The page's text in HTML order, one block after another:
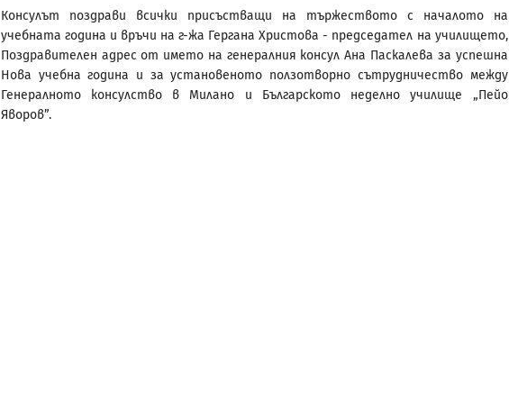
Консулът поздрави всички присъстващи на тържеството с началото на
учебната година и връчи на г-жа Гергана Христова - председател на училището,
Поздравителен адрес от името на генералния консул Ана Паскалева за успешна
Нова учебна година и за установеното ползотворно сътрудничество между
Генералното консулство в Милано и Българското неделно училище „Пейо
Яворов”.